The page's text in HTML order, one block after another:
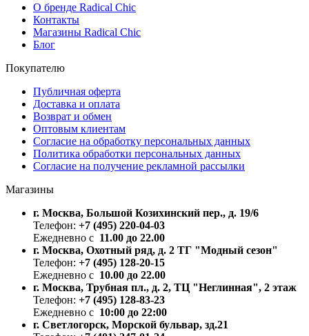
О бренде Radical Chic
Контакты
Магазины Radical Chic
Блог
Покупателю
Публичная оферта
Доставка и оплата
Возврат и обмен
Оптовым клиентам
Согласие на обработку персональных данных
Политика обработки персональных данных
Согласие на получение рекламной рассылки
Магазины
г. Москва, Большой Козихинский пер., д. 19/6
Телефон: +7 (495) 220-04-03
Ежедневно с 11.00 до 22.00
г. Москва, Охотный ряд, д. 2 ТГ "Модный сезон"
Телефон: +7 (495) 128-20-15
Ежедневно с 10.00 до 22.00
г. Москва, Трубная пл., д. 2, ТЦ "Неглинная", 2 этаж
Телефон: +7 (495) 128-83-23
Ежедневно с 10:00 до 22:00
г. Светлогорск, Морской бульвар, зд.21